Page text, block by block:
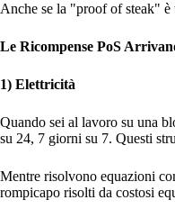
Anche se la "proof of steak"
Le Ricompense PoS
1) Elettricità
Quando sei al lavoro su una
su 24, 7 giorni su 7. Questi
Mentre risolvono equazioni
rompicapo risolti da costosi